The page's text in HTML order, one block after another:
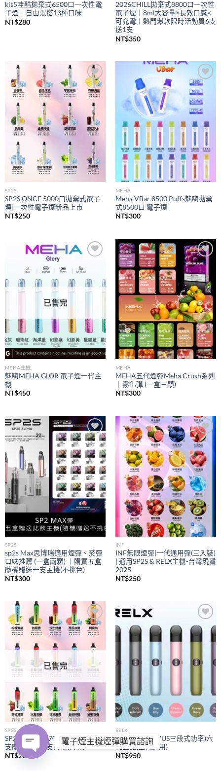
kis5哇酷拋棄式6500口一次性電
子煙｜自由混搭13種口味
NT$280
2026CHILL拋棄式8800口一次性
電子煙｜8ml大容量×長效口感×
可充電｜熱門爆款限時活動買6支
送1支
NT$350
Add to
wishlist
SP2S
SP2S ONCE 5000口拋棄式電子
煙|一次性電子煙新品上市
NT$250
Add to
wishlist
MEHA
Meha VBar 8500 Puffs魅嗨拋棄
式8500口 電子煙
NT$300
wishlist
已售完
MEHA主機
魅嗨MEHA GLOR 電子煙一代主
機
NT$450
Add to
wishlist
MEHA
MEHA五代煙彈Meha Crush系列
｜霧化彈 (一盒三顆)
NT$300
Add to
wishlist
SP2S
sp2s Max思博瑞適用煙彈、菸彈
口味推薦 (一盒兩顆) ｜購買五盒
隨機贈送一支主機(不挑色)
NT$300
Add to
wishlist
INF
INF無限煙彈|一代通用彈(三入裝)
| 通用SP2S & RELX主機-台灣現貨
2025
NT$250
Add to
wishlist
已售完
SP2S
SP2S拋棄式
7000口｜購買五
支隨機贈送一支(不挑口味)
NT$280
Add to
wishlist
RELX
RELX悅刻
(PIUS三段式功率)六
代主機(五代通用)
NT$950
電子煙主機煙彈購買諮詢